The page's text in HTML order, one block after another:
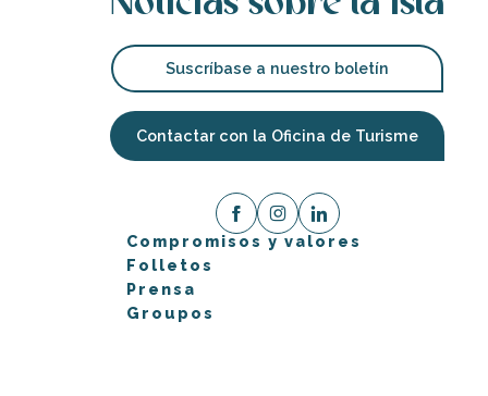
Suscríbase a nuestro boletín
Contactar con la Oficina de Turisme
Compromisos y valores
Folletos
Prensa
Groupos